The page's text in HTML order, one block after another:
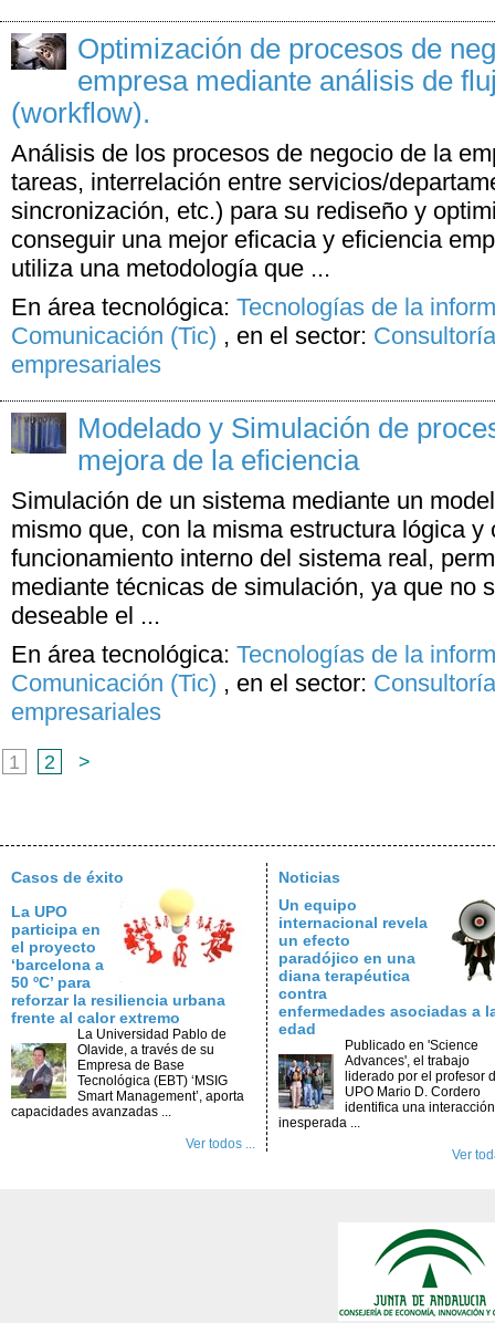
Optimización de procesos de
empresa mediante análisis de
(workflow).
Análisis de los procesos de negocio de la
tareas, interrelación entre servicios/
sincronización, etc.) para su rediseño y
conseguir una mejor eficacia y eficiencia
utiliza una metodología que ...
En área tecnológica: Tecnologías de la
Comunicación (Tic) , en el sector:
empresariales
Modelado y Simulación de
mejora de la eficiencia
Simulación de un sistema mediante un
mismo que, con la misma estructura lógica y
funcionamiento interno del sistema real,
mediante técnicas de simulación, ya que no
deseable el ...
En área tecnológica: Tecnologías de la
Comunicación (Tic) , en el sector:
empresariales
1 2 >
Casos de éxito
La UPO
participa en
el proyecto
‘barcelona a
50 ºC’ para
reforzar la resiliencia urbana
frente al calor extremo
La Universidad Pablo de
Olavide, a través de su
Empresa de Base
Tecnológica (EBT) ‘MSIG
Smart Management’, aporta
capacidades avanzadas ...
Ver todos ...
Noticias
Un equipo
internacional revela
un efecto
paradójico en una
diana terapéutica
contra
enfermedades asociadas a
edad
Publicado en 'Science
Advances', el trabajo
liderado por el profesor
UPO Mario D. Cordero
identifica una interacción
inesperada ...
Ver